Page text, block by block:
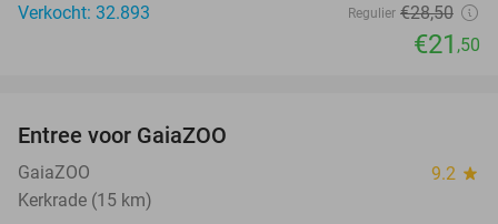
Verkocht: 32.893
Regulier €28,50
€21 ,50
Entree voor GaiaZOO
GaiaZOO 9.2 star
Kerkrade (15 km)